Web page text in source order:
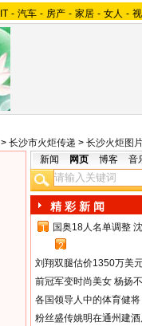
IT - 汽车 - 房产 - 家居 - 女人 -
> 长沙市火炬传递 > 长沙火炬图
新闻 网页 博客 音
精 彩 新 闻
1
国奥18人名单调整
2
刘翔双腿估价1350万美
前冠军变时尚美女 杨扬
各国领导人中的体育健
粉丝盛传姚明在通州建